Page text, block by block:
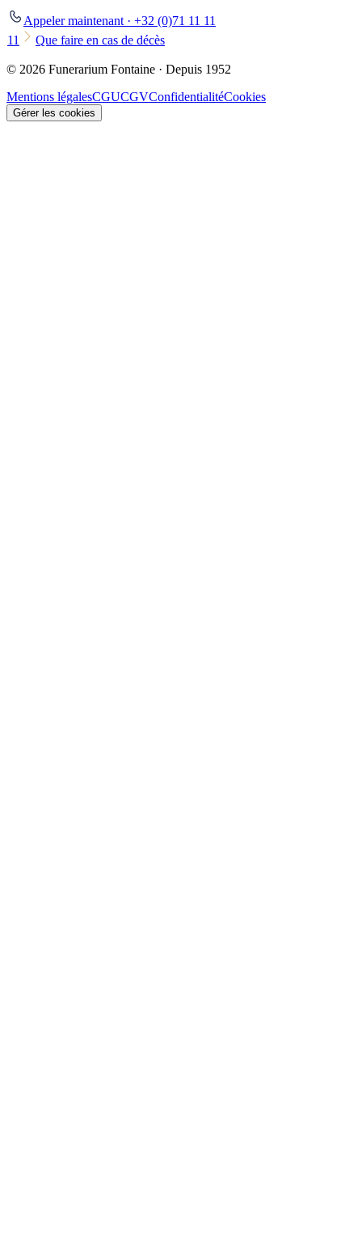
Appeler maintenant · +32 (0)71 11 11
11
Que faire en cas de décès
© 2026 Funerarium Fontaine · Depuis 1952
Mentions légalesCGUCGVConfidentialitéCookies
Gérer les cookies